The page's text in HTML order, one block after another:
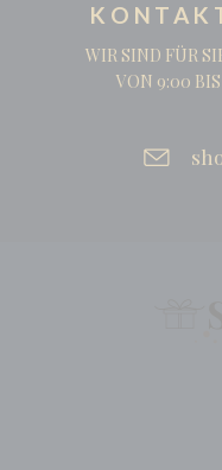
WIR SIND FÜR
VON 9:00